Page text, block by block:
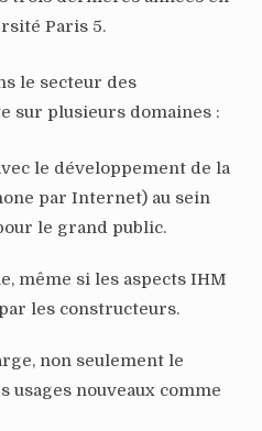
Paris 5.
le secteur des
sur plusieurs domaines :
le développement de la
par Internet) au sein
le grand public.
même si les aspects IHM
les constructeurs.
non seulement le
usages nouveaux comme